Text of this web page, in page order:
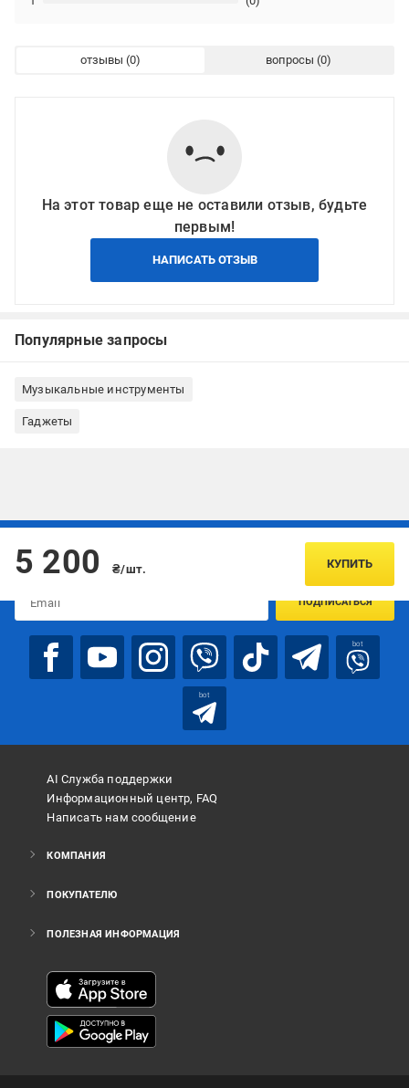
отзывы вопросы
На этот товар еще не оставили отзыв, будьте
первым!
НАПИСАТЬ ОТЗЫВ
Популярные запросы
Музыкальные инструменты
Гаджеты
5 200 ₴/шт. КУПИТЬ
Подписывайтесь, чтобы узнавать первым об акцияx и
ПОДПИСАТЬСЯ
bot
bot
AI Служба поддержки
Информационный центр, FAQ
Написать нам сообщение
КОМПАНИЯ
ПОКУПАТЕЛЮ
ПОЛЕЗНАЯ ИНФОРМАЦИЯ